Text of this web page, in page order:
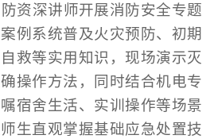
资深讲师开展消防安全专题
例系统普及火灾预防、初期
救等实用知识，现场演示灭
操作方法，同时结合机电专
宿舍生活、实训操作等场景
生直观掌握基础应急处置技